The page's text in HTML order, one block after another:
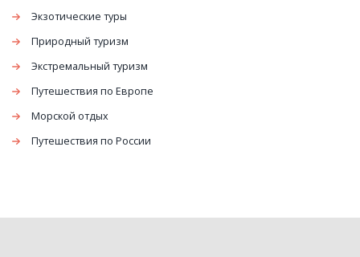
Экзотические туры
Природный туризм
Экстремальный туризм
Путешествия по Европе
Морской отдых
Путешествия по России